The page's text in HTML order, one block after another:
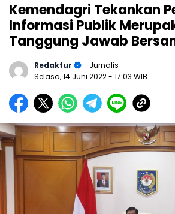
Kemendagri Tekankan
Informasi Publik
Tanggung Jawab
Redaktur
- Jurnalis
Selasa, 14 Juni 2022- 17:03 WIB